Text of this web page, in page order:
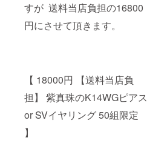
すが 送料当店負担の16800
円にさせて頂きます。
【 18000円 【送料当店負
担】 紫真珠のK14WGピアス
or SVイヤリング 50組限定
】